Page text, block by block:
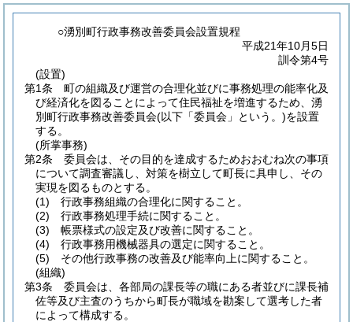
○湧別町行政事務改善委員会設置規程
平成21年10月5日
訓令第4号
(設置)
第1条
町の組織及び運営の合理化並びに事務処理の能率化及
び経済化を図ることによって住民福祉を増進するため、湧
別町行政事務改善委員会(以下「委員会」という。)を設置
する。
(所掌事務)
第2条
委員会は、その目的を達成するためおおむね次の事項
について調査審議し、対策を樹立して町長に具申し、その
実現を図るものとする。
(1)
行政事務組織の合理化に関すること。
(2)
行政事務処理手続に関すること。
(3)
帳票様式の設定及び改善に関すること。
(4)
行政事務用機械器具の選定に関すること。
(5)
その他行政事務の改善及び能率向上に関すること。
(組織)
第3条
委員会は、各部局の課長等の職にある者並びに課長補
佐等及び主査のうちから町長が職域を勘案して選考した者
によって構成する。